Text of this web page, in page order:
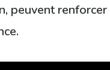
peuvent renforcer